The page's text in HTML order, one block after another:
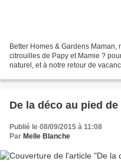
Better Homes & Gardens
citrouilles de Papy et Mamie ?
naturel, et à notre retour de
De la déco au pied
Publié le 08/09/2015 à 11:08
Par Melle Blanche